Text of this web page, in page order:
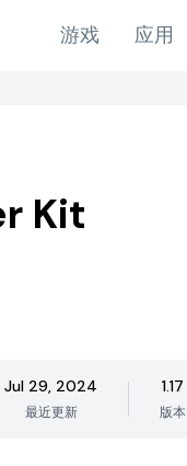
游戏 应用
Kit
Jul 29, 2024
最近更新
1.17
版本